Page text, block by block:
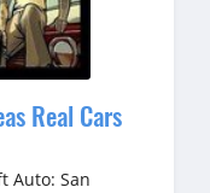
Real Cars
Auto: San